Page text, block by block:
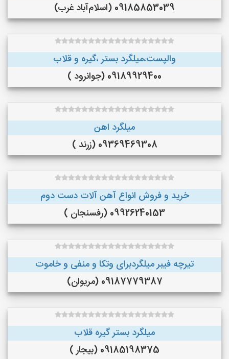
09185853039 (اسلام‌آباد غرب)
والپست،میلگرد بستر ،گیره و قلاب
09189929400 (جوانرود )
میلگرد اهن
09369469308 (زرند )
خرید و فروش انواع آهن آلات دست دوم
09926240153 (رفسنجان )
تیرچه فیبر میلگردبرای وتکا و منفی و خاموت
09187779387 (مریوان)
میلگرد بستر گیره قلاب
09185198375 (بیجار )